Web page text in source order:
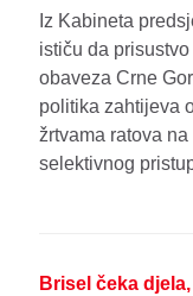
Iz Kabineta
ističu da
obaveza Crne
politika zahtijeva
žrtvama ratova
selektivnog
Brisel čeka